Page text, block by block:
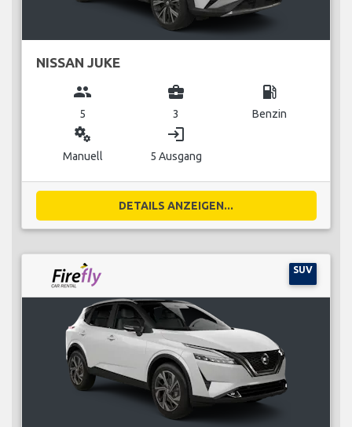
NISSAN JUKE
group
5
business_center
3
local_gas_station
Benzin
miscellaneous_services
Manuell
login
5 Ausgang
DETAILS ANZEIGEN...
SUV